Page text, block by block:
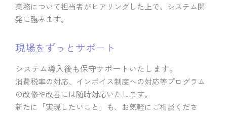
業務について担当者がヒアリングした上で、システム開
発に臨みます。
現場をずっとサポート
システム導入後も保守サポートいたします。
消費税率の対応、インボイス制度への対応等プログラム
の改修や改善には随時対応いたします。
新たに「実現したいこと」も、お気軽にご相談くださ